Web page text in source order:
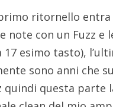
ritornello
note con un Fuzz e
esimo tasto),
sono anni che
quindi questa parte